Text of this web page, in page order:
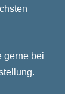
gerne bei